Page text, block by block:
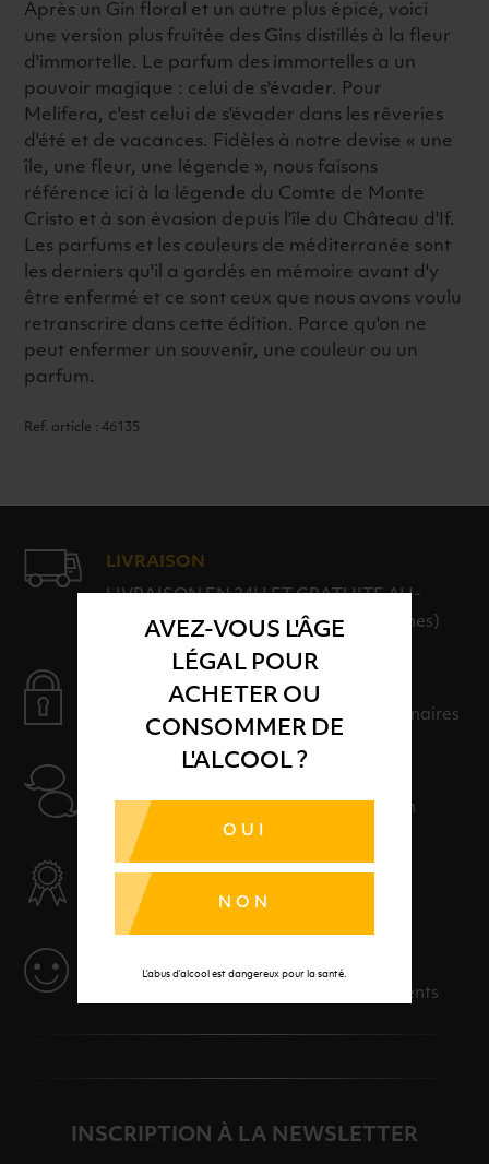
AVEZ-VOUS L'ÂGE
LÉGAL POUR
ACHETER OU
CONSOMMER DE
L'ALCOOL ?
OUI
NON
L’abus d’alcool est dangereux pour la santé.
70CL
Après un Gin floral et un autre plus épicé, voici
une version plus fruitée des Gins distillés à la fleur
d'immortelle. Le parfum des immortelles a un
pouvoir magique : celui de s'évader. Pour
Melifera, c'est celui de s'évader dans les rêveries
d'été et de vacances. Fidèles à notre devise « une
île, une fleur, une légende », nous faisons
référence ici à la légende du Comte de Monte
Cristo et à son évasion depuis l'île du Château d'If.
Les parfums et les couleurs de méditerranée sont
les derniers qu'il a gardés en mémoire avant d'y
être enfermé et ce sont ceux que nous avons voulu
retranscrire dans cette édition. Parce qu'on ne
peut enfermer un souvenir, une couleur ou un
parfum.
Ref. article : 46135
LIVRAISON
LIVRAISON EN 24H ET GRATUITE AU-
DELÀ DE 100€ D'ACHAT (hors consignes)
PAIEMENT SÉCURISÉ
Payer en toute sérénité avec nos partenaires
Nos conseillers sont à votre disposition
SÉLECTION & QUALITÉ
Des produits sélectionnés avec soins
Des solutions adaptées à vos événements
INSCRIPTION À LA NEWSLETTER